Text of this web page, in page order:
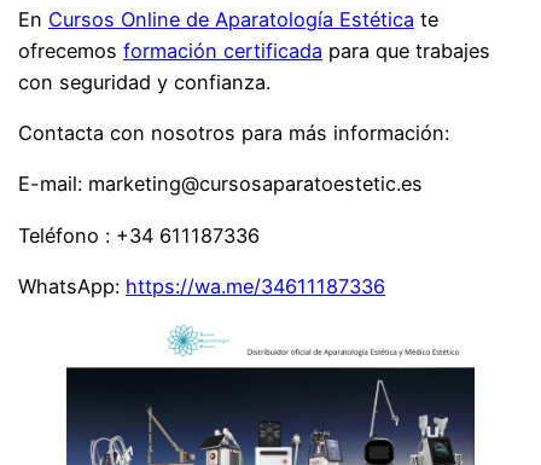
En Cursos Online de Aparatología Estética te
ofrecemosformación certificada para que trabajes
con seguridad y confianza.
Contacta con nosotros para más información:
E-mail: marketing@cursosaparatoestetic.es
Teléfono : +34 611187336
WhatsApp: https://wa.me/34611187336